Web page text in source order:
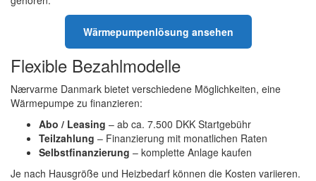
Wärmepumpenlösung ansehen
Flexible Bezahlmodelle
Nærvarme Danmark bietet verschiedene Möglichkeiten, eine
Wärmepumpe zu finanzieren:
Abo / Leasing – ab ca. 7.500 DKK Startgebühr
Teilzahlung – Finanzierung mit monatlichen Raten
Selbstfinanzierung – komplette Anlage kaufen
Je nach Hausgröße und Heizbedarf können die Kosten variieren.